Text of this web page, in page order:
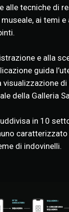
alle tecniche di
ai temi e
e alla
guida
di
della Galleria
in 10
di indovinelli.